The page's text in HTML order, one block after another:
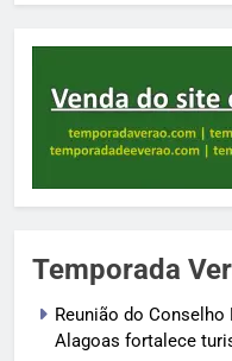
Temporada
Reunião do
Alagoas fortalece